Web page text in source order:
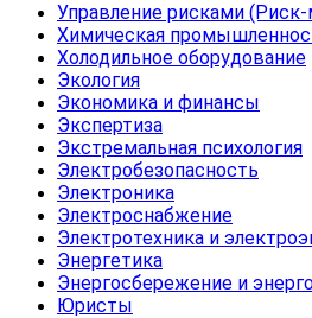
Управление рисками
Химическая
Холодильное оборудование
Экология
Экономика и финансы
Экспертиза
Экстремальная психология
Электробезопасность
Электроника
Электроснабжение
Электротехника и
Энергетика
Энергосбережение и
Юристы